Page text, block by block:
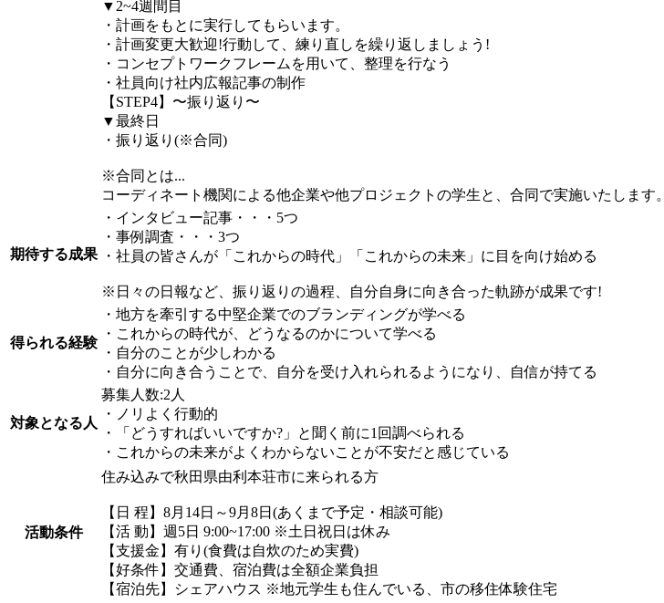
▼2~4週間目
・計画をもとに実行してもらいます。
・計画変更大歓迎!行動して、練り直しを繰り返しましょう!
・コンセプトワークフレームを用いて、整理を行なう
・社員向け社内広報記事の制作
【STEP4】〜振り返り〜
▼最終日
・振り返り(※合同)
※合同とは...
コーディネート機関による他企業や他プロジェクトの学生と、合同で実施いたします。
期待する成果
・インタビュー記事・・・5つ
・事例調査・・・3つ
・社員の皆さんが「これからの時代」「これからの未来」に目を向け始める
※日々の日報など、振り返りの過程、自分自身に向き合った軌跡が成果です!
得られる経験
・地方を牽引する中堅企業でのブランディングが学べる
・これからの時代が、どうなるのかについて学べる
・自分のことが少しわかる
・自分に向き合うことで、自分を受け入れられるようになり、自信が持てる
対象となる人
募集人数:2人
・ノリよく行動的
・「どうすればいいですか?」と聞く前に1回調べられる
・これからの未来がよくわからないことが不安だと感じている
活動条件
住み込みで秋田県由利本荘市に来られる方
【日 程】8月14日～9月8日(あくまで予定・相談可能)
【活 動】週5日 9:00~17:00 ※土日祝日は休み
【支援金】有り(食費は自炊のため実費)
【好条件】交通費、宿泊費は全額企業負担
【宿泊先】シェアハウス ※地元学生も住んでいる、市の移住体験住宅